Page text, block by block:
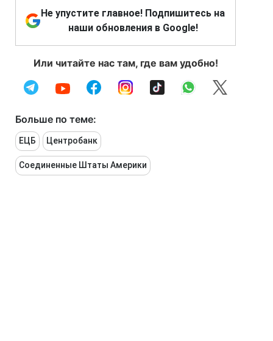
Не упустите главное! Подпишитесь на
наши обновления в Google!
Или читайте нас там, где вам удобно!
Больше по теме:
ЕЦБ Центробанк
Соединенные Штаты Америки